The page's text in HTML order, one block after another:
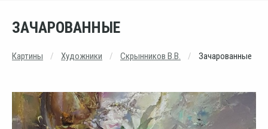
ЗАЧАРОВАННЫЕ
Картины Художники Скрынников В.В. Зачарованные